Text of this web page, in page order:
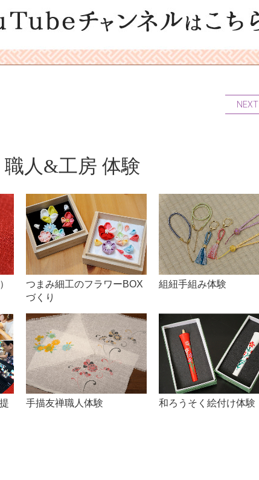
NEXT
人&工房 体験
つまみ細工のフラワーBOX
づくり
組紐手組み体験
手描友禅職人体験 和ろうそく絵付け体験